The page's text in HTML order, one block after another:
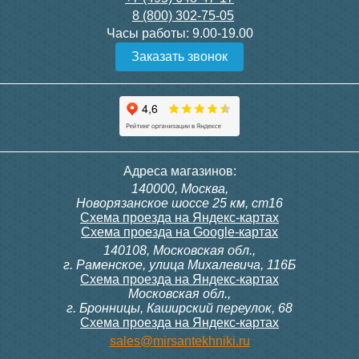
Конвектор ITT.080.200.1300
с решеткой GRILL.SGW-20-
Конвектор ITT.080.200.1000
с решеткой GRILL.SGW-20-
Конвектор ITT.080.200.1000
с решеткой GRILL.SGW-20-
Конвектор ITT.080.200.900 с
решеткой GRILL.SGA-20-
Подробнее Подробнее
300, 230В (врезной - квадр.
9 700
конвектора прямой itermic
ITFS
5 150
8 (800) 302-75-05
Часы работы: 9.00-19.00
Заказать звонок
Адреса магазинов:
140000, Москва,
Новорязанское шоссе 25 км, ст16
Схема проезда на Яндекс-картах
Схема проезда на Google-картах
140108, Московская обл.,
г. Раменское, улица Михалевича, 116Б
Схема проезда на Яндекс-картах
Московская обл.,
г. Бронницы, Каширский переулок, 68
Схема проезда на Яндекс-картах
sales@mirsantekhniki.ru